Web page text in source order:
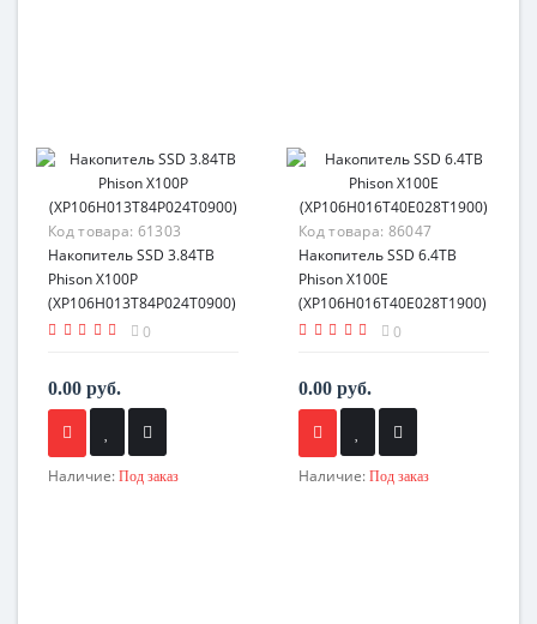
Код товара: 61303
Накопитель SSD 3.84TB
Phison X100P
(XP106H013T84P024T0900)
0
0.00 руб.
Наличие: Под заказ
Код товара: 86047
Накопитель SSD 6.4TB
Phison X100E
(XP106H016T40E028T1900)
0
0.00 руб.
Наличие: Под заказ